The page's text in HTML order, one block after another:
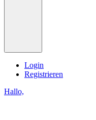
Login
Registrieren
Hallo,